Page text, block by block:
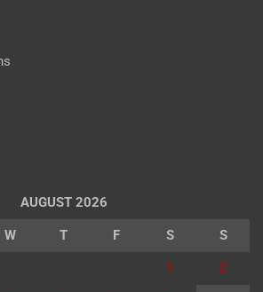
AUGUST 2026
W T F S S
1 2